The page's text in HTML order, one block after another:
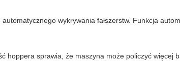
wykrywania fałszerstw. Funkcja
sprawia, że ​​maszyna może policzyć więcej